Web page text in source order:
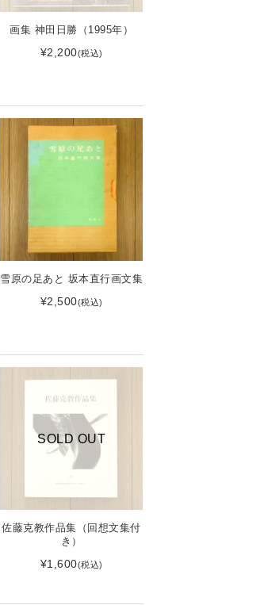
画集 神田日勝（1995年）
¥2,200(税込)
雪原の足あと 坂本直行画文集
¥2,500(税込)
SOLD OUT
佐藤克教作品集（回想文集付
き）
¥1,600(税込)